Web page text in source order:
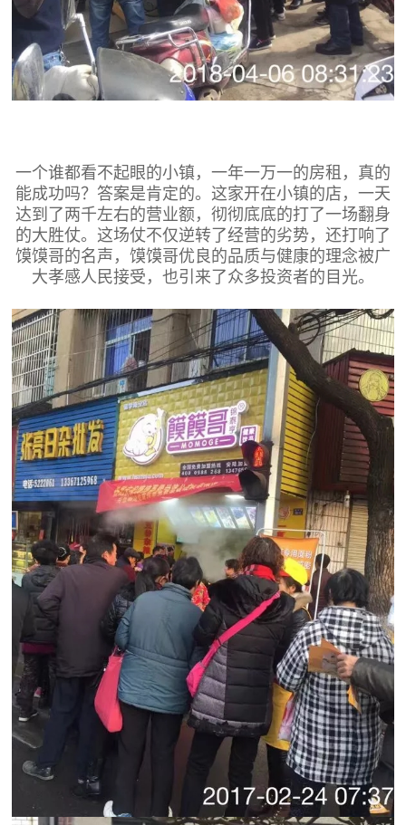
一个谁都看不起眼的小镇，一年一万一的房租，真的
能成功吗？答案是肯定的。这家开在小镇的店，一天
达到了两千左右的营业额，彻彻底底的打了一场翻身
的大胜仗。这场仗不仅逆转了经营的劣势，还打响了
馍馍哥的名声，馍馍哥优良的品质与健康的理念被广
大孝感人民接受，也引来了众多投资者的目光。